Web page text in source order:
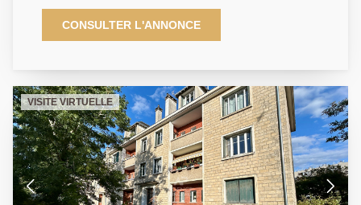
appartement familial situé au sein d'une résidence
calme, sécurisée et verdoyante, à proximité
immédiate de la forêt de Saint-Germain-en-Laye et du
pied de la gare de Poissy (RER A / Ligne J). Ce bien
se compose d'une agréable pièce de vie lumineuse
ouvrant sur un balcon exposé plein Sud, d'une cuisine
indépendante aménagée et équipée, de trois
chambres, d'une salle de bains, de WC séparés ainsi
que d'un placard de rangement. Une cave en sous-sol
complète ce bien. AGENCE PRINCIPALE :
CONSULTER L'ANNONCE
VISITE VIRTUELLE